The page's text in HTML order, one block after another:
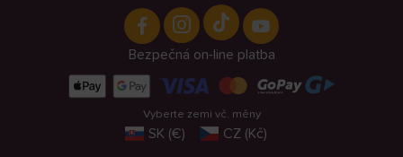
Bezpečná on-line platba
Vyberte zemi vč. měny
SK (€) CZ (Kč)